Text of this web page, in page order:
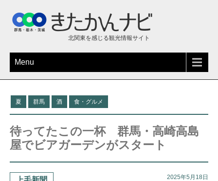
北関東を感じる観光情報サイト
Menu
夏 群馬 酒 食・グルメ
待ってたこの一杯 群馬・高崎高島
屋でビアガーデンがスタート
2025年5月18日